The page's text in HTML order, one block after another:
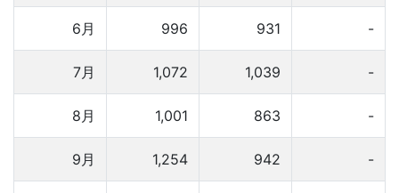
6月 996 931 -
7月 1,072 1,039 -
8月 1,001 863 -
9月 1,254 942 -